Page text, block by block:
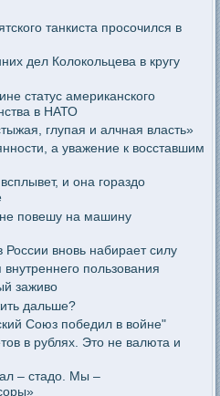
танкиста просочился в
дел Колокольцева в кругу
статус американского
в НАТО
глупая и алчная власть»
а уважение к восставшим
и она гораздо
повешу на машину
России вновь набирает силу
пользования
заживо
дальше?
Союз победил в войне"
в рублях. Это не валюта и
– стадо. Мы –